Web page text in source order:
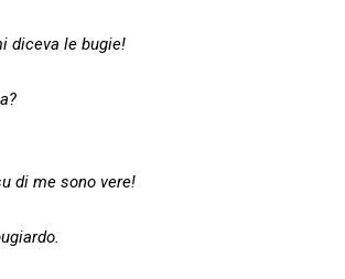
diceva le bugie!
di me sono vere!